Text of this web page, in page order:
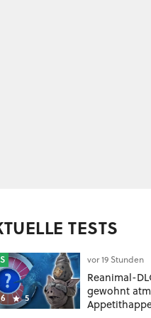
TESTS
5
vor 19 Stunden
Reanimal-
gewohnt